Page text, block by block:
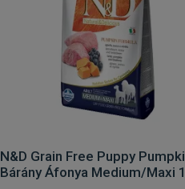
N&D Grain Free Puppy
Bárány Áfonya Medium/Maxi